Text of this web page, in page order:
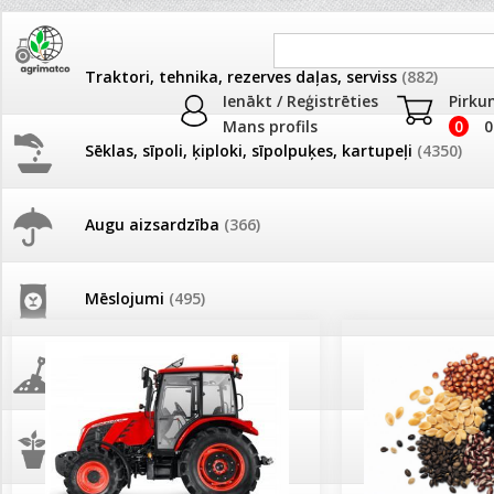
Ienākt / Reģistrēties
Mans profils
0
Traktori, tehnika, rezerves daļas, serviss (882)
Sēklas, sīpoli, ķiploki, sīpolpuķes, kartupeļi (4350)
Augu aizsardzība (366)
Mēslojumi (495)
Augsne, kūdra, mulča
Podi un kasetes(646)
JAUNUMI
Pašlasīšanas vietu katalogs
26.05. Vebinārs - Kā ierobežot
gliemežus piemājas dārzā un
Darba laiks Līgo svētkos
Ūdens piemērotības noteikšana
AKCIJAS
frēze + mulčieris +
AKCIJAS komplekts -
frontālais iekrāvējs
mulčieris + piekabe
AKCIJAS komplekts -
frēze + mulčieris